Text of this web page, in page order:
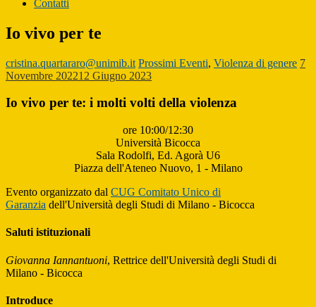
Contatti
Io vivo per te
cristina.quartararo@unimib.it Prossimi Eventi, Violenza di genere 7
Novembre 202212 Giugno 2023
Io vivo per te: i molti volti della violenza
ore 10:00/12:30
Università Bicocca
Sala Rodolfi, Ed. Agorà U6
Piazza dell'Ateneo Nuovo, 1 - Milano
Evento organizzato dal CUG Comitato Unico di
Garanzia dell'Università degli Studi di Milano - Bicocca
Saluti istituzionali
Giovanna Iannantuoni, Rettrice dell'Università degli Studi di
Milano - Bicocca
Introduce